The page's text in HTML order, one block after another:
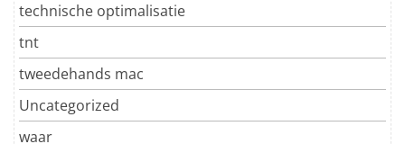
technische optimalisatie
tnt
tweedehands mac
Uncategorized
waar